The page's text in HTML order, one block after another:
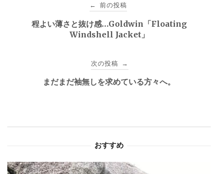
← 前の投稿
程よい薄さと抜け感…Goldwin「Floating
Windshell Jacket」
次の投稿 →
まだまだ袖無しを求めている方々へ。
おすすめ